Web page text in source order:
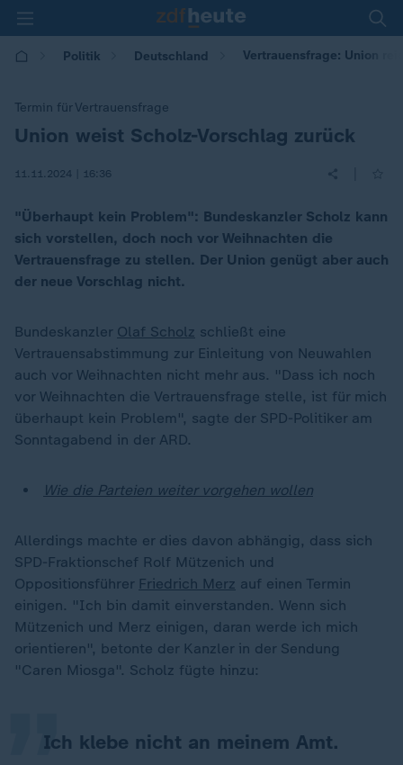
Politik Deutschland Vertrauensfrage: Union
Termin für Vertrauensfrage
:Union weist Scholz-Vorschlag zurück
11.11.2024 | 16:36
"Überhaupt kein Problem": Bundeskanzler Scholz kann
sich vorstellen, doch noch vor Weihnachten die
Vertrauensfrage zu stellen. Der Union genügt aber auch
der neue Vorschlag nicht.
Bundeskanzler Olaf Scholz schließt eine
Vertrauensabstimmung zur Einleitung von Neuwahlen
auch vor Weihnachten nicht mehr aus. "Dass ich noch
vor Weihnachten die Vertrauensfrage stelle, ist für mich
überhaupt kein Problem", sagte der SPD-Politiker am
Sonntagabend in der ARD.
Wie die Parteien weiter vorgehen wollen
Allerdings machte er dies davon abhängig, dass sich
SPD-Fraktionschef Rolf Mützenich und
Oppositionsführer Friedrich Merz auf einen Termin
einigen. "Ich bin damit einverstanden. Wenn sich
Mützenich und Merz einigen, daran werde ich mich
orientieren", betonte der Kanzler in der Sendung
"Caren Miosga". Scholz fügte hinzu:
Ich klebe nicht an meinem Amt.
„